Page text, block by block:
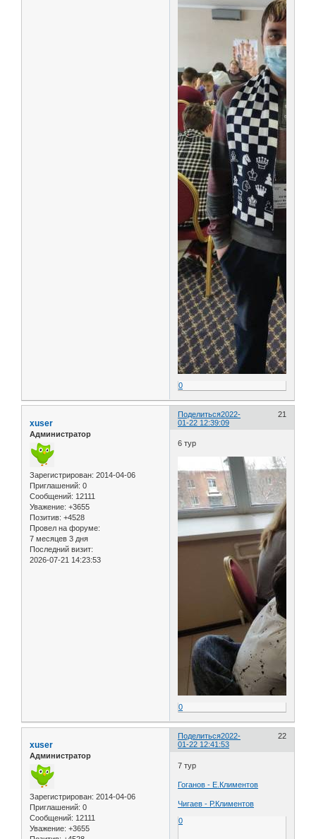
0
Поделиться 21
2022-
01-22 12:39:09
xuser
Администратор
Зарегистрирован: 2014-04-06
Приглашений: 0
Сообщений: 12111
Уважение: +3655
Позитив: +4528
Провел на форуме:
7 месяцев 3 дня
Последний визит:
2026-07-21 14:23:53
6 тур
0
Поделиться 22
2022-
01-22 12:41:53
xuser
Администратор
Зарегистрирован: 2014-04-06
Приглашений: 0
Сообщений: 12111
Уважение: +3655
7 тур
Гоганов - Е.Климентов
Чигаев - Р.Климентов
0